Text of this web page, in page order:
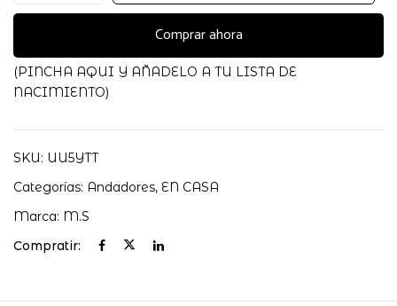
Blanco/gris
cantidad
Comprar ahora
(PINCHA AQUI Y AÑADELO A TU LISTA DE
NACIMIENTO)
SKU: UU5YTT
Categorías: Andadores, EN CASA
Marca: M.S
Compratir: